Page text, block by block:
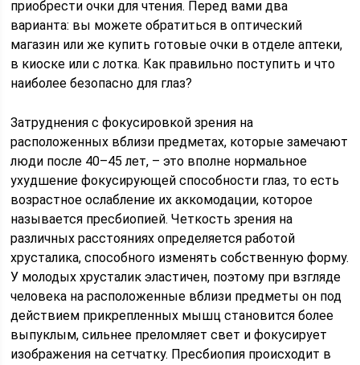
приобрести очки для чтения. Перед вами два
варианта: вы можете обратиться в оптический
магазин или же купить готовые очки в отделе аптеки,
в киоске или с лотка. Как правильно поступить и что
наиболее безопасно для глаз?
Затруднения с фокусировкой зрения на
расположенных вблизи предметах, которые замечают
люди после 40–45 лет, – это вполне нормальное
ухудшение фокусирующей способности глаз, то есть
возрастное ослабление их аккомодации, которое
называется пресбиопией. Четкость зрения на
различных расстояниях определяется работой
хрусталика, способного изменять собственную форму.
У молодых хрусталик эластичен, поэтому при взгляде
человека на расположенные вблизи предметы он под
действием прикрепленных мышц становится более
выпуклым, сильнее преломляет свет и фокусирует
изображения на сетчатку. Пресбиопия происходит в